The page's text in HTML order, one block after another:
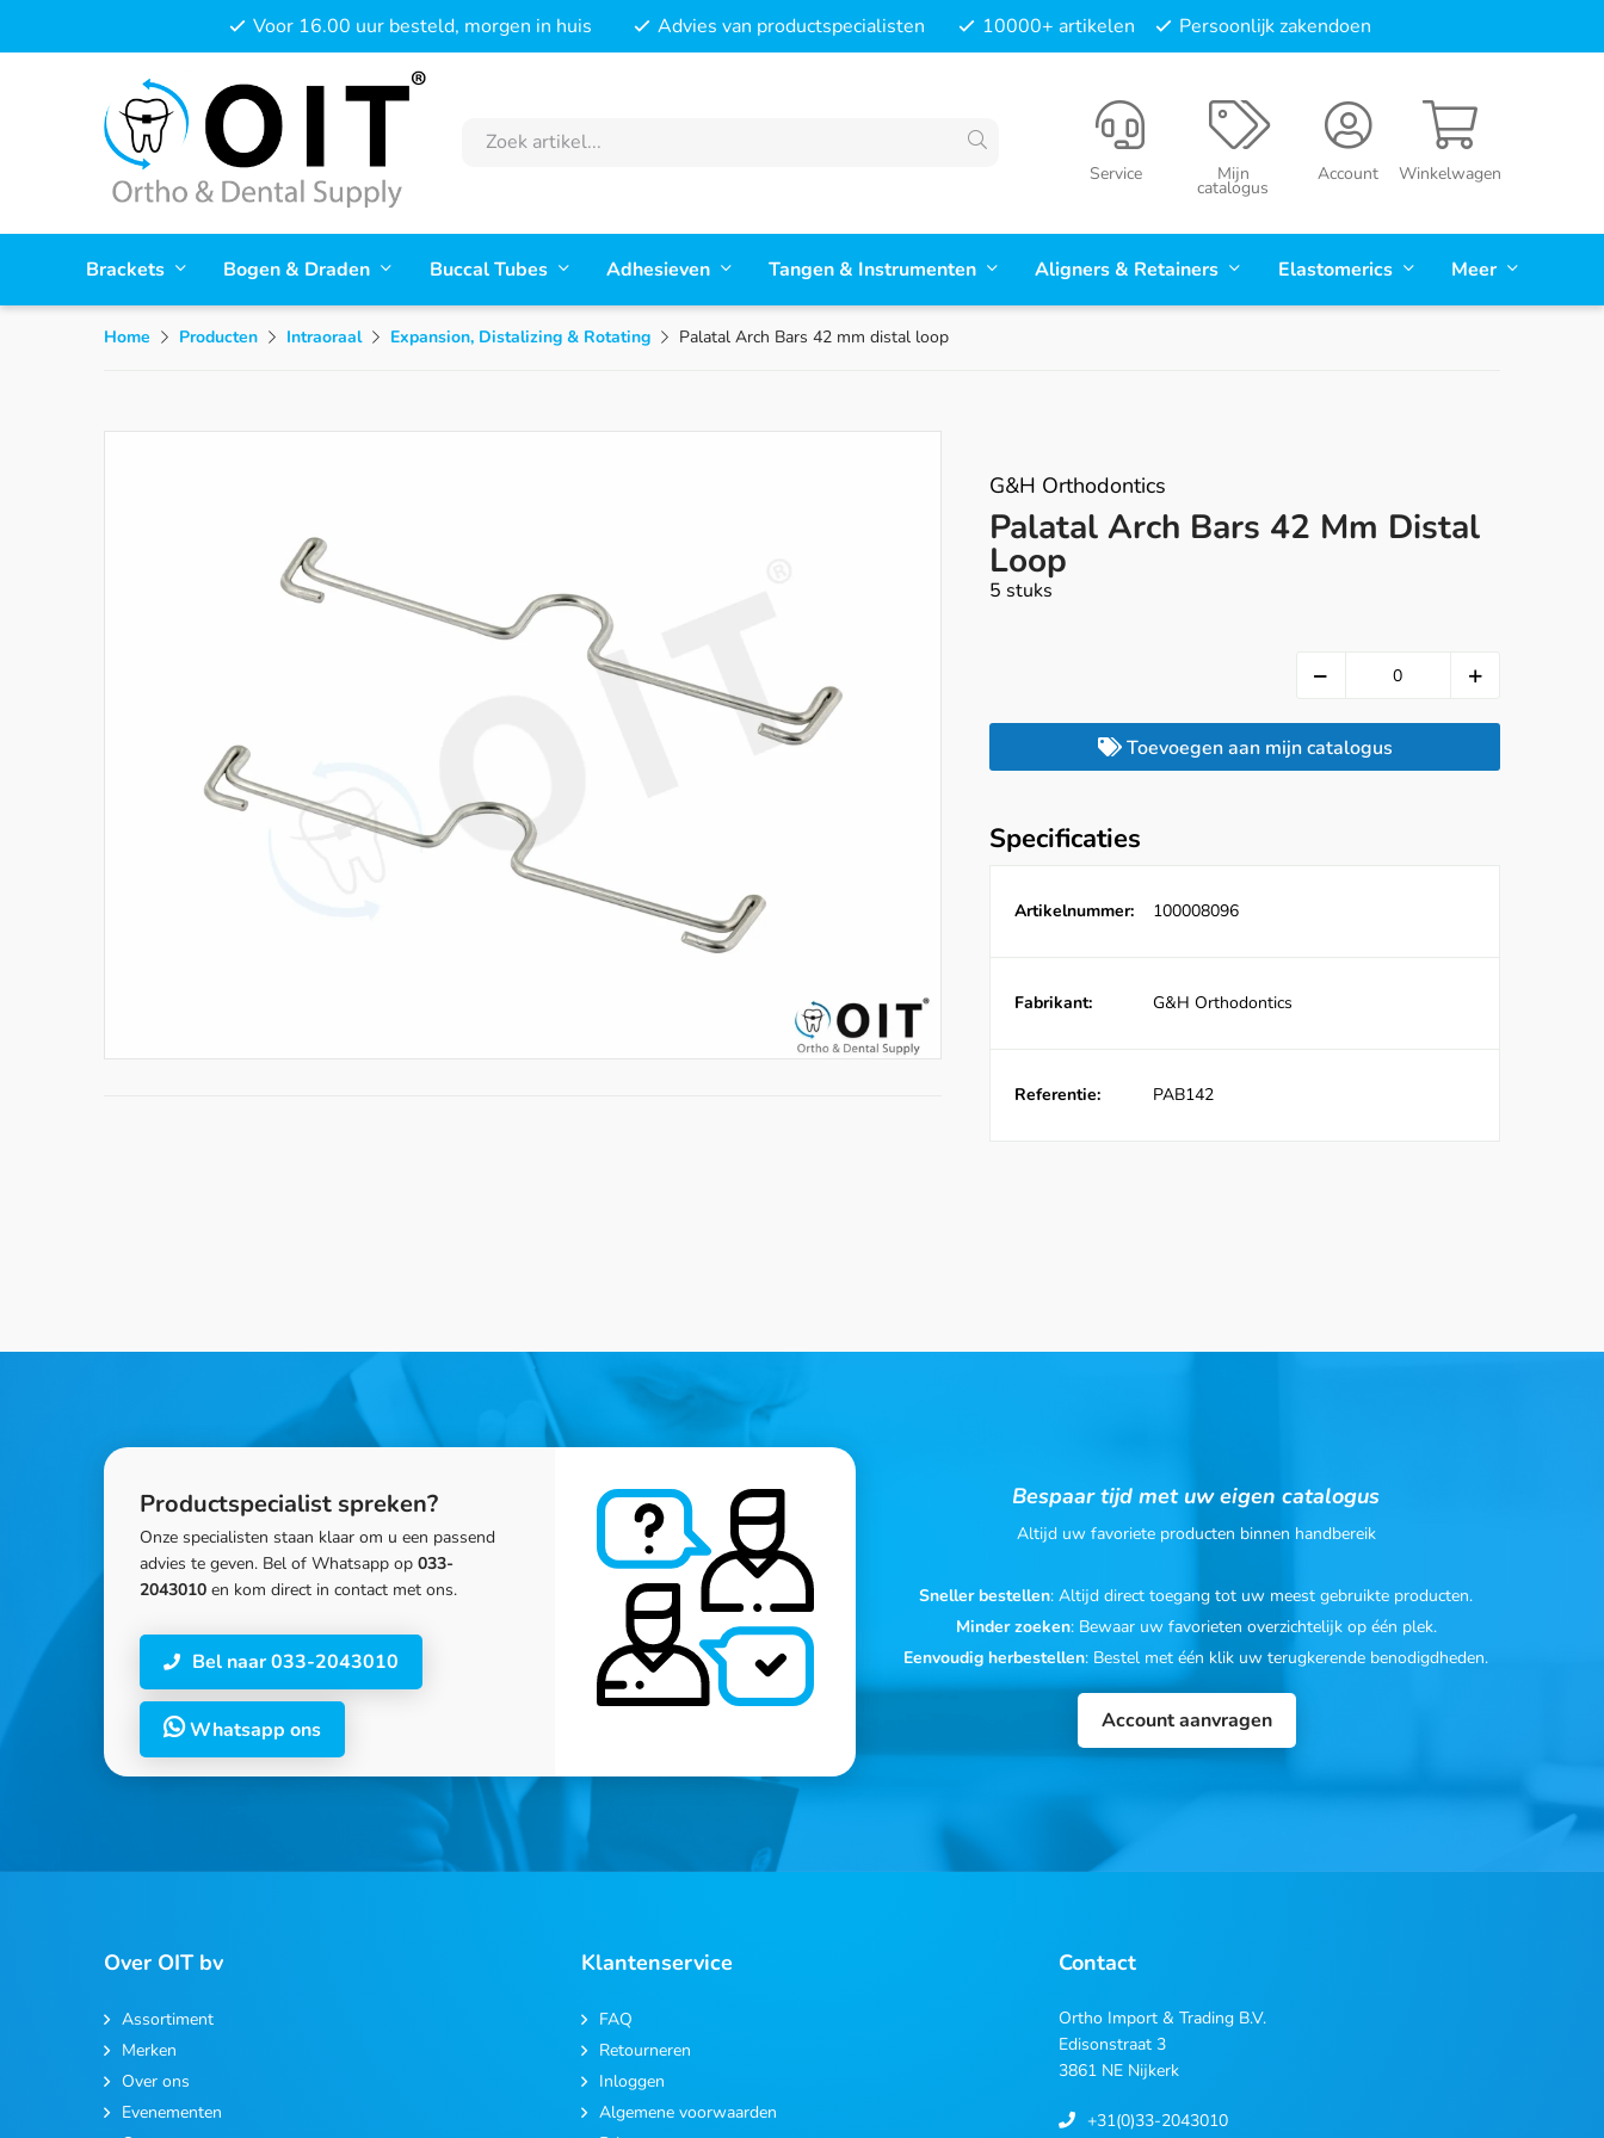
Voor 16.00 uur besteld, morgen in huis Advies van productspecialisten 10000+ artikelen Persoonlijk zakendoen
Winkelwagen
Account
Mijn
catalogus
Service
Brackets Bogen & Draden Buccal Tubes Adhesieven Tangen & Instrumenten Aligners & Retainers Elastomerics Meer
Home Producten Intraoraal Expansion, Distalizing & Rotating Palatal Arch Bars 42 mm distal loop
G&H Orthodontics
Palatal Arch Bars 42 Mm Distal
Loop
5 stuks
Toevoegen aan mijn catalogus
Specificaties
Artikelnummer: 100008096
Fabrikant: G&H Orthodontics
Referentie: PAB142
Productspecialist spreken?
Onze specialisten staan klaar om u een passend
advies te geven. Bel of Whatsapp op 033-
2043010 en kom direct in contact met ons.
Bel naar 033-2043010
Whatsapp ons
Bespaar tijd met uw eigen catalogus
Altijd uw favoriete producten binnen handbereik
Sneller bestellen: Altijd direct toegang tot uw meest gebruikte producten.
Minder zoeken: Bewaar uw favorieten overzichtelijk op één plek.
Eenvoudig herbestellen: Bestel met één klik uw terugkerende benodigdheden.
Account aanvragen
Over OIT bv
Assortiment
Merken
Over ons
Evenementen
Klantenservice
FAQ
Retourneren
Inloggen
Algemene voorwaarden
Contact
Ortho Import & Trading B.V.
Edisonstraat 3
3861 NE Nijkerk
+31(0)33-2043010